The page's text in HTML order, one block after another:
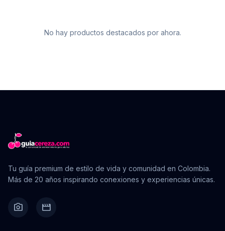
No hay productos destacados por ahora.
Tu guía premium de estilo de vida y comunidad en Colombia.
Más de 20 años inspirando conexiones y experiencias únicas.
camera_alt movie